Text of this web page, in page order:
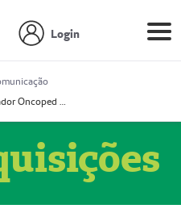
Login
Prestador Oncoped Serviços Médicos (51004335-0)